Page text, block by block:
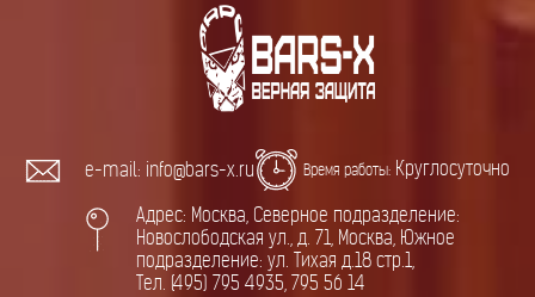
e-mail: info@bars-x.ru Время работы: Круглосуточно
Адрес: Москва, Северное подразделение:
Новослободская ул., д. 71, Москва, Южное
подразделение: ул. Тихая д.18 стр.1,
Тел. (495) 795 4935, 795 56 14